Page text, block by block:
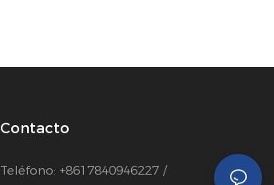
Contacto
Teléfono: +8617840946227 /